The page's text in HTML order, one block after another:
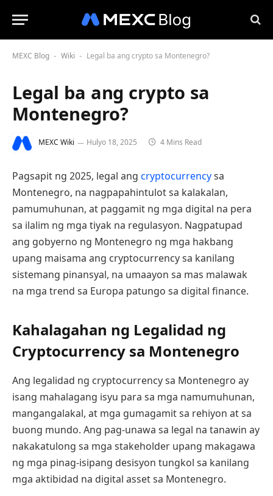
MEXC Blog - Wiki - Legal ba ang crypto sa Montenegro?
Legal ba ang crypto sa
Montenegro?
MEXC Wiki Hulyo 18, 2025 4 Mins Read
Pagsapit ng 2025, legal ang cryptocurrencysa
Montenegro, na nagpapahintulot sa kalakalan,
pamumuhunan, at paggamit ng mga digital na pera
sa ilalim ng mga tiyak na regulasyon. Nagpatupad
ang gobyerno ng Montenegro ng mga hakbang
upang maisama ang cryptocurrency sa kanilang
sistemang pinansyal, na umaayon sa mas malawak
na mga trend sa Europa patungo sa digital finance.
Kahalagahan ng Legalidad ng
Cryptocurrency sa Montenegro
Ang legalidad ng cryptocurrency sa Montenegro ay
isang mahalagang isyu para sa mga namumuhunan,
mangangalakal, at mga gumagamit sa rehiyon at sa
buong mundo. Ang pag-unawa sa legal na tanawin ay
nakakatulong sa mga stakeholder upang makagawa
ng mga pinag-isipang desisyon tungkol sa kanilang
mga aktibidad na digital asset sa Montenegro.